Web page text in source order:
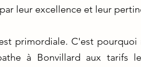
leur excellence et leur
primordiale. C'est
à Bonvillard aux tarifs